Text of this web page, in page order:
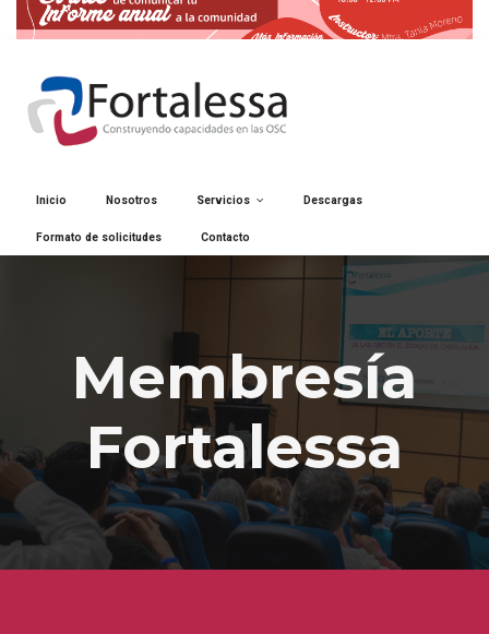
Inicio Nosotros Servicios Descargas
Formato de solicitudes Contacto
Membresía
Fortalessa